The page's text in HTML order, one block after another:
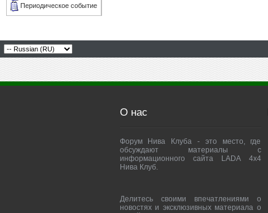
Периодическое событие
О нас
Форум Нива Клуба - это место, где
обсуждают материалы с
информационного сайта LADA 4x4
Нива Клуб.
Делитесь своими впечатлениями о
новостях и эксклюзивных материала о